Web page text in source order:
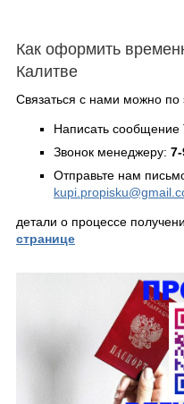
Как оформить
Калитве
Связаться с нами можно по
Написать
Звонок менеджеру:
Отправьте нам
детали о процессе
странице